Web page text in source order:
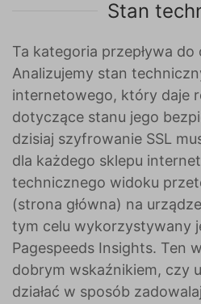
Stan
Ta kategoria przepływa do
Analizujemy stan
internetowego, który daje
dotyczące stanu jego
dzisiaj szyfrowanie SSL
dla każdego sklepu
technicznego widoku
(strona główna) na
tym celu wykorzystywany
Pagespeeds Insights. Ten
dobrym wskaźnikiem, czy
działać w sposób